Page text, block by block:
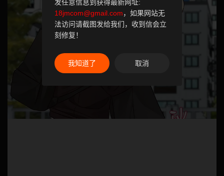
发任意信息到获得最新网址:
18jmcom@gmail.com，如果网站无
法访问请截图发给我们，收到信会立
刻修复！
我知道了 取消